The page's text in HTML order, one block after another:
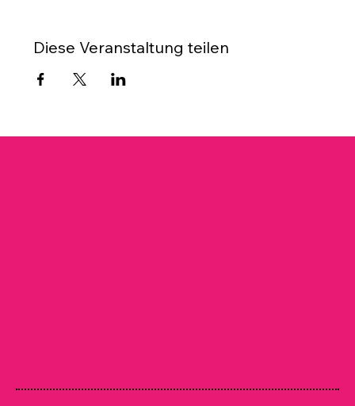
Diese Veranstaltung teilen